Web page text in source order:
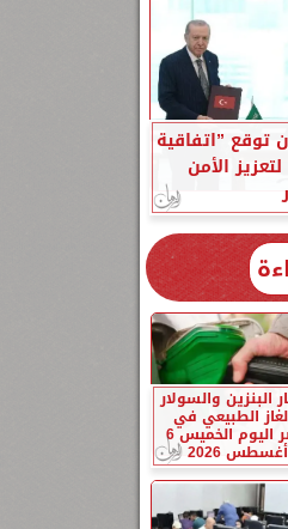
توقع ”اتفاقية
الأمن
البنزين والسولار
الطبيعي في
مصر اليوم الخميس 6
أغسطس 2026